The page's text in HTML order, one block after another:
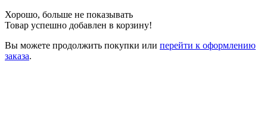
Хорошо, больше не показывать
Товар успешно добавлен в корзину!
Вы можете продолжить покупки или перейти к оформлению
заказа.